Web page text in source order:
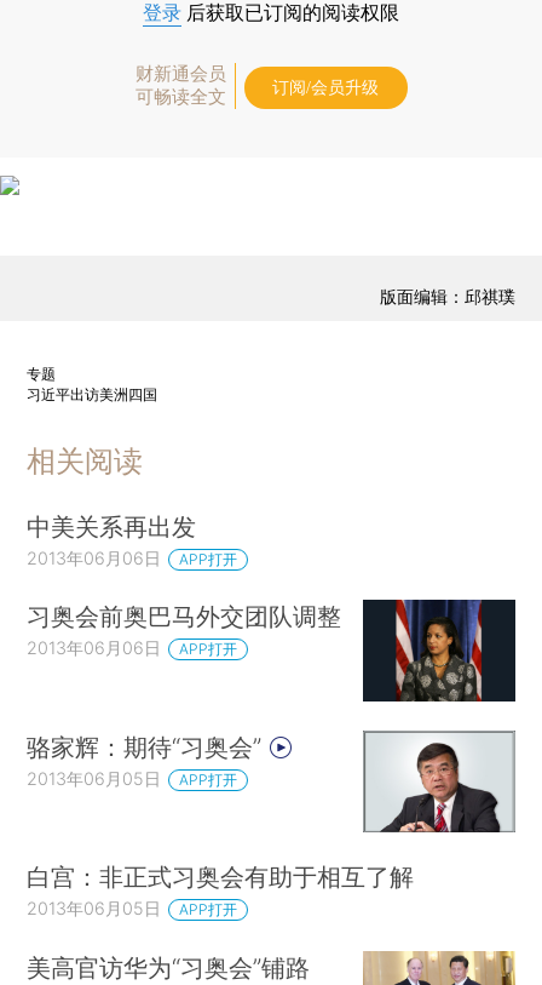
登录 后获取已订阅的阅读权限
财新通会员
可畅读全文
订阅/会员升级
版面编辑：邱祺璞
专题
习近平出访美洲四国
相关阅读
中美关系再出发
2013年06月06日 APP打开
习奥会前奥巴马外交团队调整
2013年06月06日 APP打开
骆家辉：期待“习奥会”
2013年06月05日 APP打开
白宫：非正式习奥会有助于相互了解
2013年06月05日 APP打开
美高官访华为“习奥会”铺路